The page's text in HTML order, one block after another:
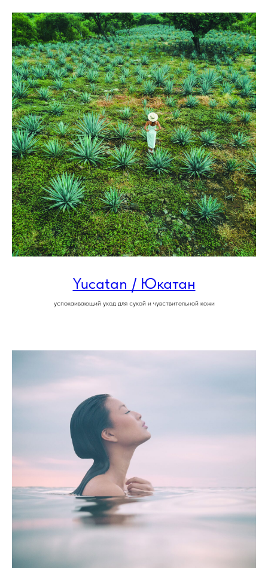
Yucatan / Юкатан
успокаивающий уход для сухой и чувствительной кожи